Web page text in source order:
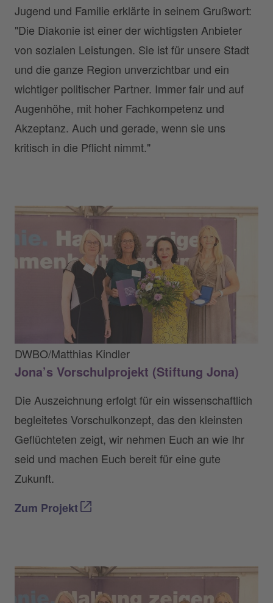
Jugend und Familie erklärte in seinem Grußwort:
"Die Diakonie ist einer der wichtigsten Anbieter
von sozialen Leistungen. Sie ist für unsere Stadt
und die ganze Region unverzichtbar und ein
wichtiger politischer Partner. Immer fair und auf
Augenhöhe, mit hoher Fachkompetenz und
Akzeptanz. Auch und gerade, wenn sie uns
kritisch in die Pflicht nimmt."
DWBO/Matthias Kindler
Jona’s Vorschulprojekt (Stiftung Jona)
Die Auszeichnung erfolgt für ein wissenschaftlich
begleitetes Vorschulkonzept, das den kleinsten
Geflüchteten zeigt, wir nehmen Euch an wie Ihr
seid und machen Euch bereit für eine gute
Zukunft.
Zum Projekt